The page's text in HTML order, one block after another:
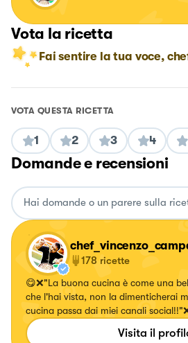
Vota la ricetta
Fai sentire la tua voce,
VOTA QUESTA RICETTA
1 2 3 4
Domande e recensioni
178 ricette
😋❌"La buona cucina è come una
che l'hai vista, non la dimenticherai
cucina passa dai miei canali
Visita il